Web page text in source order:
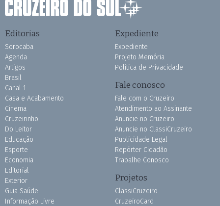
Editorias
Sorocaba
Agenda
Artigos
Brasil
Canal 1
Casa e Acabamento
Cinema
Cruzeirinho
Do Leitor
Educação
Esporte
Economia
Editorial
Exterior
Guia Saúde
Informação Livre
Expediente
Expediente
Projeto Memória
Política de Privacidade
Fale conosco
Fale com o Cruzeiro
Atendimento ao Assinante
Anuncie no Cruzeiro
Anuncie no ClassiCruzeiro
Publicidade Legal
Repórter Cidadão
Trabalhe Conosco
Projetos
ClassiCruzeiro
CruzeiroCard